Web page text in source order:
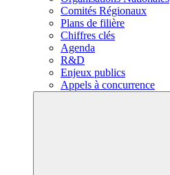
Comités Régionaux
Plans de filière
Chiffres clés
Agenda
R&D
Enjeux publics
Appels à concurrence